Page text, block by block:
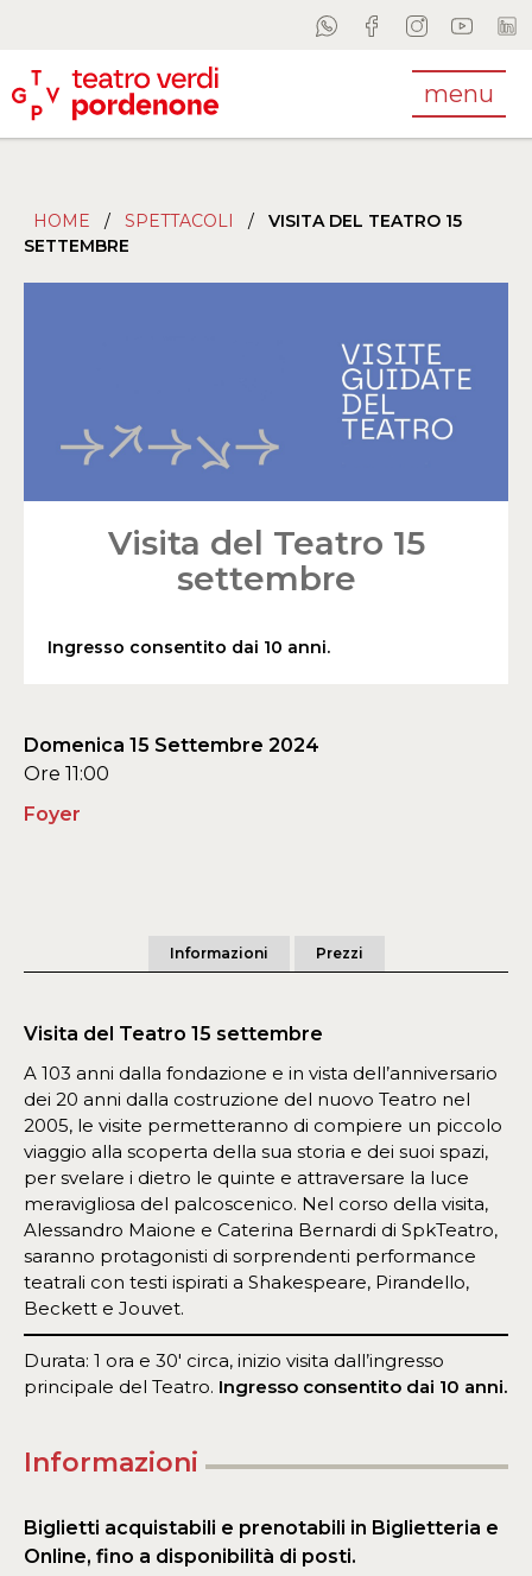
menu
HOME / SPETTACOLI /
VISITA DEL TEATRO 15
SETTEMBRE
Visita del Teatro 15
settembre
Ingresso consentito dai 10 anni.
Domenica 15 Settembre 2024
Ore 11:00
Foyer
Informazioni Prezzi
Visita del Teatro 15 settembre
A 103 anni dalla fondazione e in vista dell’anniversario
dei 20 anni dalla costruzione del nuovo Teatro nel
2005, le visite permetteranno di compiere un piccolo
viaggio alla scoperta della sua storia e dei suoi spazi,
per svelare i dietro le quinte e attraversare la luce
meravigliosa del palcoscenico. Nel corso della visita,
Alessandro Maione e Caterina Bernardi di SpkTeatro,
saranno protagonisti di sorprendenti performance
teatrali con testi ispirati a Shakespeare, Pirandello,
Beckett e Jouvet.
Durata: 1 ora e 30′ circa, inizio visita dall’ingresso
principale del Teatro. Ingresso consentito dai 10 anni.
Informazioni
Biglietti acquistabili e prenotabili in Biglietteria e
Online, fino a disponibilità di posti.